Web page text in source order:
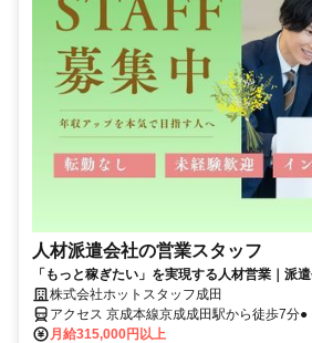
人材派遣会社の営業スタッフ
「もっと稼ぎたい」を実現する人材営業｜派
集！転勤なし・インセン充実
株式会社ホットスタッフ成田
アクセス 京成本線京成成田駅から徒歩7分●
徒歩7分／「JR成田駅」東口から徒歩10分●
月給315,000円以上